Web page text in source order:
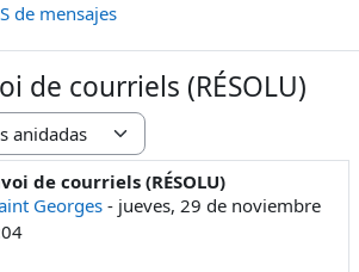
de mensajes
de courriels (RÉSOLU)
de courriels (RÉSOLU)
Georges- jueves, 29 de noviembre
0